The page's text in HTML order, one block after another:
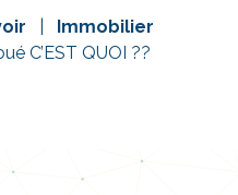
Immobilier
C’EST QUOI ??